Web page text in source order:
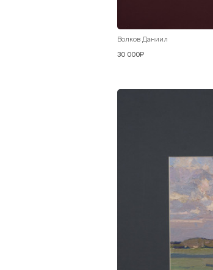
Волков Даниил
30 000₽